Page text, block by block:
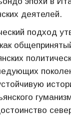
деятелей.
подход